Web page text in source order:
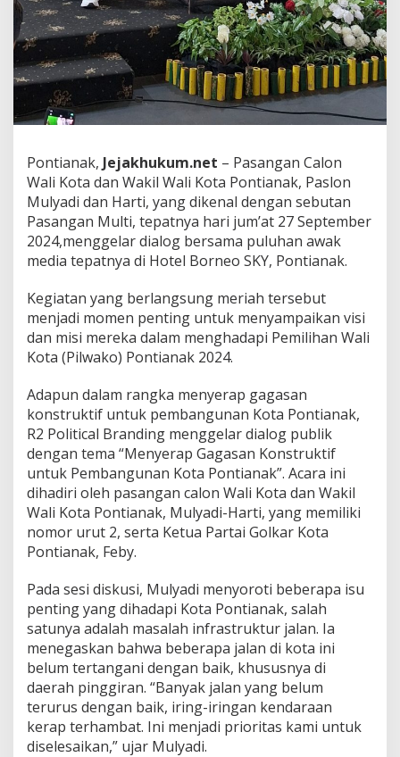
a
P
o
n
t
i
a
n
M
u
l
y
d
i
a
n
H
a
r
a
t
B
e
r
l
a
n
g
s
n
g
M
e
r
i
a
h
Pontianak, Jejakhukum.net – Pasangan Calon
Wali Kota dan Wakil Wali Kota Pontianak, Paslon
Mulyadi dan Harti, yang dikenal dengan sebutan
Pasangan Multi, tepatnya hari jum’at 27 September
2024,menggelar dialog bersama puluhan awak
media tepatnya di Hotel Borneo SKY, Pontianak.
Kegiatan yang berlangsung meriah tersebut
menjadi momen penting untuk menyampaikan visi
dan misi mereka dalam menghadapi Pemilihan Wali
Kota (Pilwako) Pontianak 2024.
Adapun dalam rangka menyerap gagasan
konstruktif untuk pembangunan Kota Pontianak,
R2 Political Branding menggelar dialog publik
dengan tema “Menyerap Gagasan Konstruktif
untuk Pembangunan Kota Pontianak”. Acara ini
dihadiri oleh pasangan calon Wali Kota dan Wakil
Wali Kota Pontianak, Mulyadi-Harti, yang memiliki
nomor urut 2, serta Ketua Partai Golkar Kota
Pontianak, Feby.
Pada sesi diskusi, Mulyadi menyoroti beberapa isu
penting yang dihadapi Kota Pontianak, salah
satunya adalah masalah infrastruktur jalan. Ia
menegaskan bahwa beberapa jalan di kota ini
belum tertangani dengan baik, khususnya di
daerah pinggiran. “Banyak jalan yang belum
terurus dengan baik, iring-iringan kendaraan
kerap terhambat. Ini menjadi prioritas kami untuk
diselesaikan,” ujar Mulyadi.